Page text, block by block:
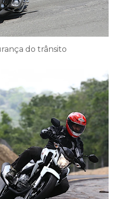
do trânsito